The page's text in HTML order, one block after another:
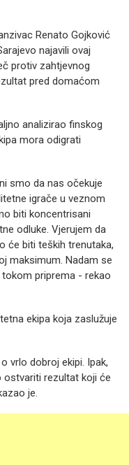
Renato Gojković
najavili ovaj
protiv zahtjevnog
pred domaćom
analizirao finskog
mora odigrati
smo da nas očekuje
igrače u veznom
biti koncentrisani
odluke. Vjerujem da
će biti teških trenutaka,
maksimum. Nadam se
priprema - rekao
ekipa koja zaslužuje
vrlo dobroj ekipi. Ipak,
ostvariti rezultat koji će
je.